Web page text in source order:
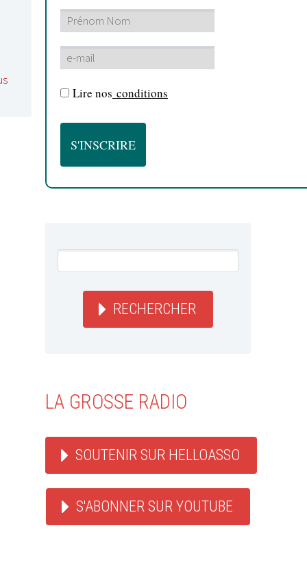
Lire nos conditions
RECHERCHER
LA GROSSE RADIO
SOUTENIR SUR HELLOASSO
S'ABONNER SUR YOUTUBE